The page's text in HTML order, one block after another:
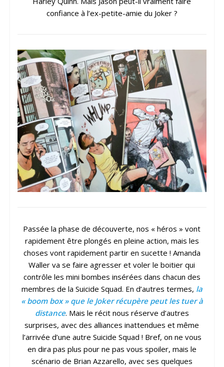
confiance à l’ex-petite-amie du Joker ?
Passée la phase de découverte, nos « héros » vont
rapidement être plongés en pleine action, mais les
choses vont rapidement partir en sucette ! Amanda
Waller va se faire agresser et voler le boitier qui
contrôle les mini bombes insérées dans chacun des
membres de la Suicide Squad. En d’autres termes, la
« boom box » que le Joker récupère peut les tuer à
distance. Mais le récit nous réserve d’autres
surprises, avec des alliances inattendues et même
l’arrivée d’une autre Suicide Squad ! Bref, on ne vous
en dira pas plus pour ne pas vous spoiler, mais le
scénario de Brian Azzarello, avec ses quelques